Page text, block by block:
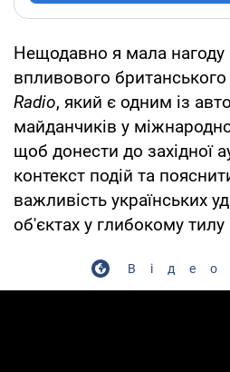
Нещодавно я мала нагоду
впливового
Radio, який є одним із
майданчиків у
щоб донести до західної
контекст подій та
важливість українських
об'єктах у глибокому тилу